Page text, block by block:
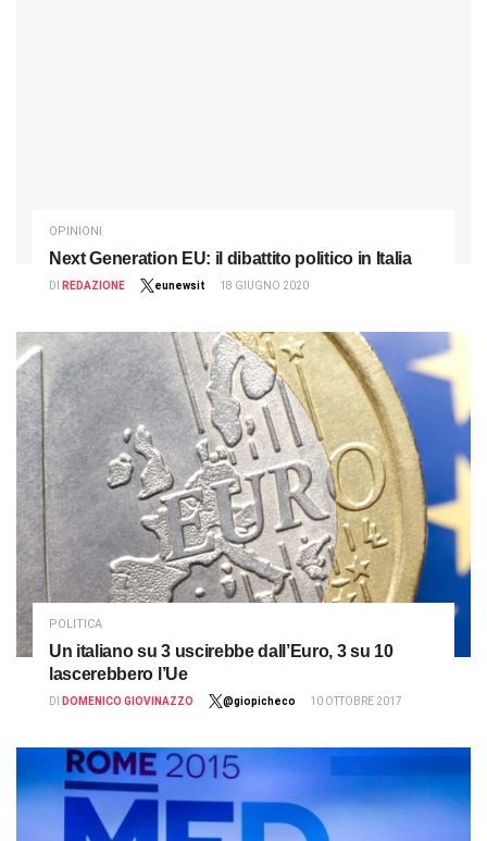
OPINIONI
Next Generation EU: il dibattito politico in Italia
DI REDAZIONE eunewsit 18 GIUGNO 2020
POLITICA
Un italiano su 3 uscirebbe dall’Euro, 3 su 10
lascerebbero l’Ue
DI DOMENICO GIOVINAZZO @giopicheco 10 OTTOBRE 2017